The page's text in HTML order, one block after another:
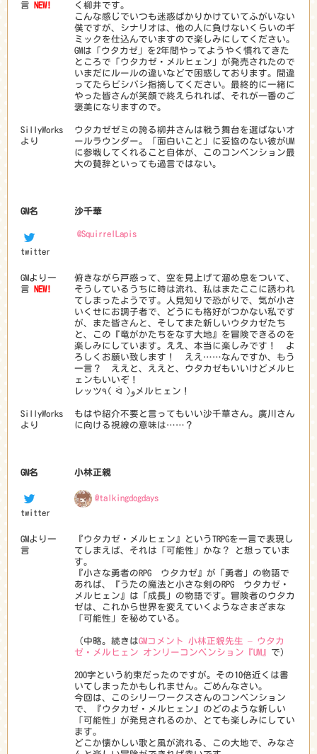
言 NEW!
く柳井です。
こんな感じでいつも迷惑ばかりかけていてふがいない
僕ですが、シナリオは、他の人に負けないくらいのギ
ミックを仕込んでいますので楽しみにしてください。
GMは「ウタカゼ」を2年間やってようやく慣れてきた
ところで「ウタカゼ・メルヒェン」が発売されたので
いまだにルールの違いなどで困惑しております。間違
ってたらビシバシ指摘してください。最終的に一緒に
やった皆さんが笑顔で終えられれば、それが一番のご
褒美になりますので。
SillyWorks
より
ウタカゼゼミの誇る柳井さんは戦う舞台を選ばないオ
ールラウンダー。「面白いこと」に妥協のない彼がUM
に参戦してくれること自体が、このコンベンション最
大の賛辞といっても過言ではない。
GM名 沙千華
twitter
@SquirrelLapis
GMより一
言 NEW!
俯きながら戸惑って、空を見上げて溜め息をついて、
そうしているうちに時は流れ、私はまたここに誘われ
てしまったようです。人見知りで恐がりで、気が小さ
いくせにお調子者で、どうにも格好がつかない私です
が、また皆さんと、そしてまた新しいウタカゼたち
と、この『竜がかたちをなす大地』を冒険できるのを
楽しみにしています。ええ、本当に楽しみです！ よ
ろしくお願い致します！ ええ……なんですか、もう
一言？ ええと、ええと、ウタカゼもいいけどメルヒ
ェンもいいぞ！
‎レッツ٩( ᐛ )وメルヒェン！
SillyWorks
より
もはや紹介不要と言ってもいい沙千華さん。廣川さん
に向ける視線の意味は……？
GM名 小林正親
twitter
@talkingdogdays
GMより一
言
『ウタカゼ・メルヒェン』というTRPGを一言で表現し
てしまえば、それは「可能性」かな？ と想っていま
す。
『小さな勇者のRPG ウタカゼ』が「勇者」の物語で
あれば、『うたの魔法と小さな剣のRPG ウタカゼ・
メルヒェン』は「成長」の物語です。冒険者のウタカ
ゼは、これから世界を変えていくようなさまざまな
「可能性」を秘めている。
（中略。続きはGMコメント 小林正親先生 – ウタカ
ゼ・メルヒェン オンリーコンベンション『UM』 で）
200字という約束だったのですが。その10倍近くは書
いてしまったかもしれません。ごめんなさい。
今回は、このシリーワークスさんのコンベンション
で、『ウタカゼ・メルヒェン』のどのような新しい
「可能性」が発見されるのか、とても楽しみにしてい
ます。
どこか懐かしい歌と風が流れる、この大地で、みなさ